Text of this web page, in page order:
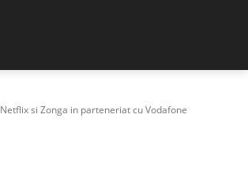
Netflix si Zonga in parteneriat cu Vodafone